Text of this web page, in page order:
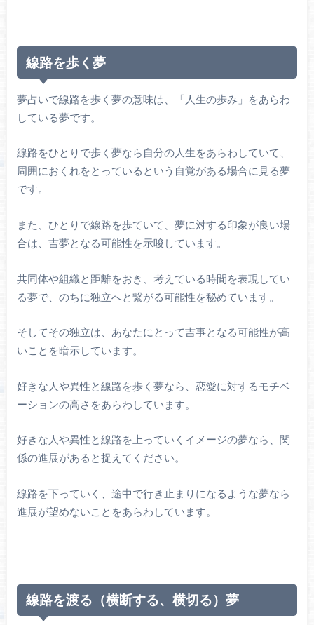
線路を歩く夢
夢占いで線路を歩く夢の意味は、「人生の歩み」をあらわ
している夢です。
線路をひとりで歩く夢なら自分の人生をあらわしていて、
周囲におくれをとっているという自覚がある場合に見る夢
です。
また、ひとりで線路を歩ていて、夢に対する印象が良い場
合は、吉夢となる可能性を示唆しています。
共同体や組織と距離をおき、考えている時間を表現してい
る夢で、のちに独立へと繋がる可能性を秘めています。
そしてその独立は、あなたにとって吉事となる可能性が高
いことを暗示しています。
好きな人や異性と線路を歩く夢なら、恋愛に対するモチベ
ーションの高さをあらわしています。
好きな人や異性と線路を上っていくイメージの夢なら、関
係の進展があると捉えてください。
線路を下っていく、途中で行き止まりになるような夢なら
進展が望めないことをあらわしています。
線路を渡る（横断する、横切る）夢